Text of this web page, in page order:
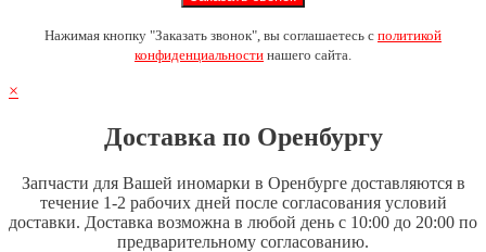
Нажимая кнопку "Заказать звонок", вы соглашаетесь с политикой
конфиденциальности нашего сайта.
×
Доставка по Оренбургу
Запчасти для Вашей иномарки в Оренбурге доставляются в
течение 1-2 рабочих дней после согласования условий
доставки. Доставка возможна в любой день с 10:00 до 20:00 по
предварительному согласованию.